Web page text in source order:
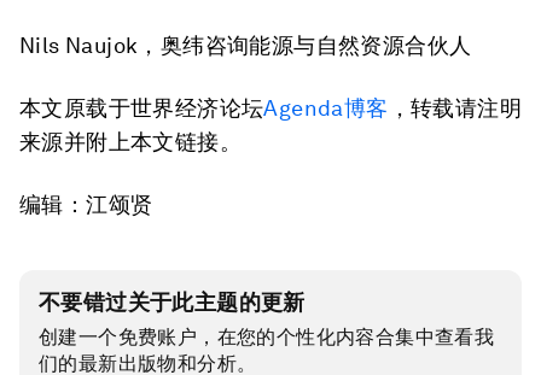
Nils Naujok，奥纬咨询能源与自然资源合伙人
本文原载于世界经济论坛Agenda博客 ，转载请注明
来源并附上本文链接。
编辑：江颂贤
不要错过关于此主题的更新
创建一个免费账户，在您的个性化内容合集中查看我
们的最新出版物和分析。